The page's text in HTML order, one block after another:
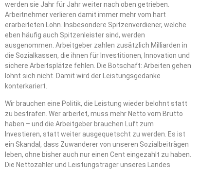
werden sie Jahr für Jahr weiter nach oben getrieben.
Arbeitnehmer verlieren damit immer mehr vom hart
erarbeiteten Lohn. Insbesondere Spitzenverdiener, welche
eben häufig auch Spitzenleister sind, werden
ausgenommen. Arbeitgeber zahlen zusätzlich Milliarden in
die Sozialkassen, die ihnen für Investitionen, Innovation und
sichere Arbeitsplätze fehlen. Die Botschaft: Arbeiten gehen
lohnt sich nicht. Damit wird der Leistungsgedanke
konterkariert.
Wir brauchen eine Politik, die Leistung wieder belohnt statt
zu bestrafen. Wer arbeitet, muss mehr Netto vom Brutto
haben – und die Arbeitgeber brauchen Luft zum
Investieren, statt weiter ausgequetscht zu werden. Es ist
ein Skandal, dass Zuwanderer von unseren Sozialbeiträgen
leben, ohne bisher auch nur einen Cent eingezahlt zu haben.
Die Nettozahler und Leistungsträger unseres Landes